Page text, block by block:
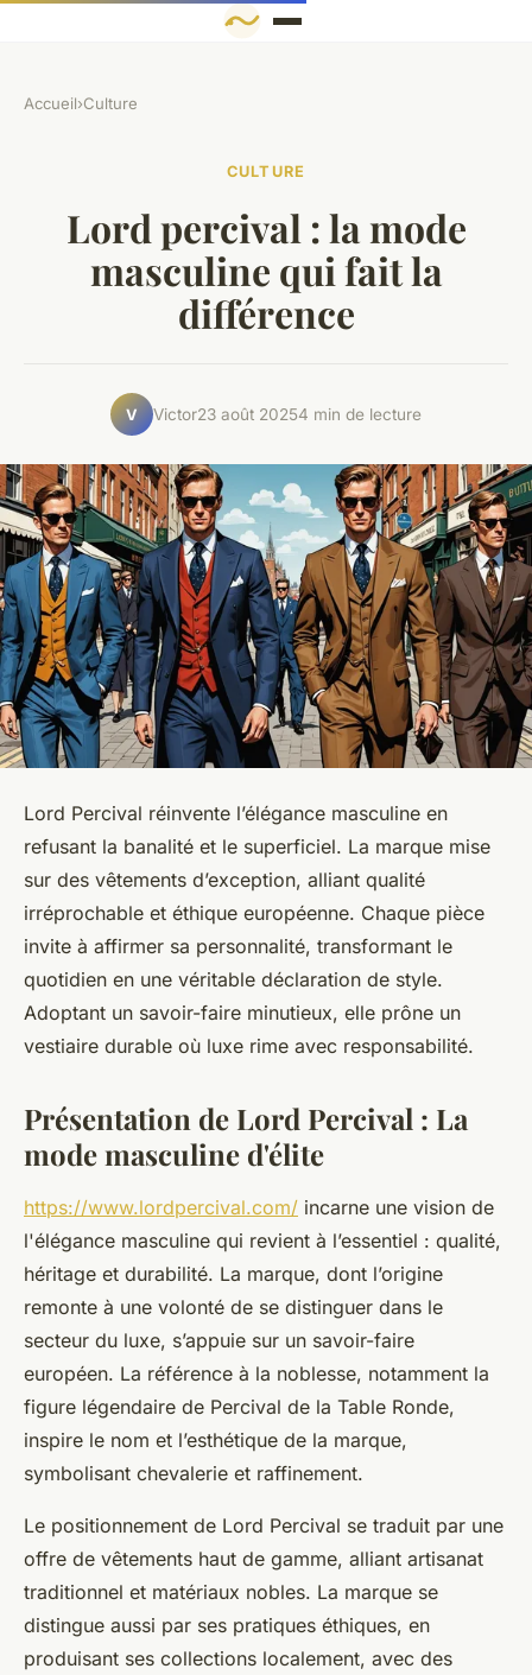
Accueil›Culture
CULTURE
Lord percival : la mode
masculine qui fait la
différence
V Victor23 août 20254 min de lecture
Lord Percival réinvente l’élégance masculine en
refusant la banalité et le superficiel. La marque mise
sur des vêtements d’exception, alliant qualité
irréprochable et éthique européenne. Chaque pièce
invite à affirmer sa personnalité, transformant le
quotidien en une véritable déclaration de style.
Adoptant un savoir-faire minutieux, elle prône un
vestiaire durable où luxe rime avec responsabilité.
Présentation de Lord Percival : La
mode masculine d'élite
https://www.lordpercival.com/ incarne une vision de
l'élégance masculine qui revient à l’essentiel : qualité,
héritage et durabilité. La marque, dont l’origine
remonte à une volonté de se distinguer dans le
secteur du luxe, s’appuie sur un savoir-faire
européen. La référence à la noblesse, notamment la
figure légendaire de Percival de la Table Ronde,
inspire le nom et l’esthétique de la marque,
symbolisant chevalerie et raffinement.
Le positionnement de Lord Percival se traduit par une
offre de vêtements haut de gamme, alliant artisanat
traditionnel et matériaux nobles. La marque se
distingue aussi par ses pratiques éthiques, en
produisant ses collections localement, avec des